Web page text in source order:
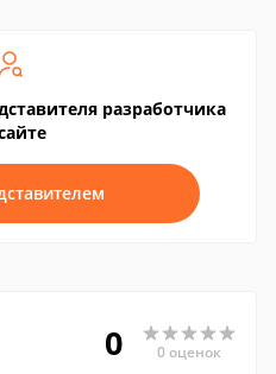
разработчика
0 0 оценок